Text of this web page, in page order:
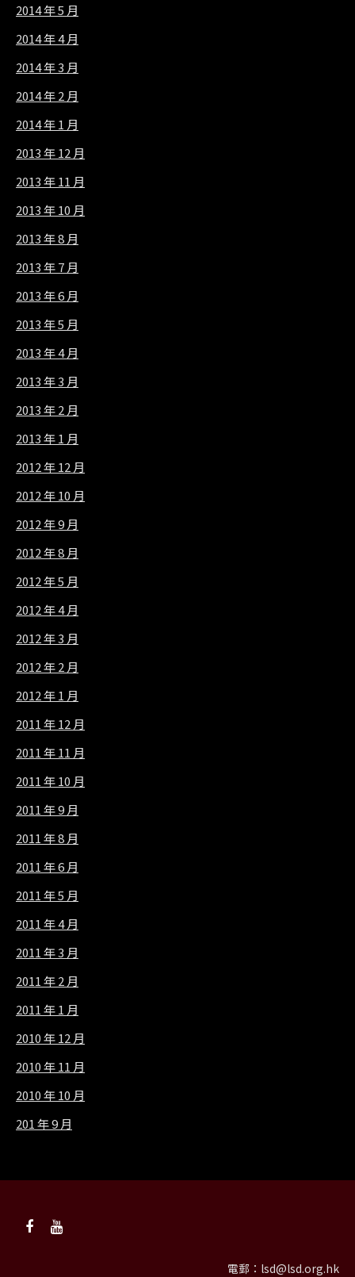
2014 年 5 月
2014 年 4 月
2014 年 3 月
2014 年 2 月
2014 年 1 月
2013 年 12 月
2013 年 11 月
2013 年 10 月
2013 年 8 月
2013 年 7 月
2013 年 6 月
2013 年 5 月
2013 年 4 月
2013 年 3 月
2013 年 2 月
2013 年 1 月
2012 年 12 月
2012 年 10 月
2012 年 9 月
2012 年 8 月
2012 年 5 月
2012 年 4 月
2012 年 3 月
2012 年 2 月
2012 年 1 月
2011 年 12 月
2011 年 11 月
2011 年 10 月
2011 年 9 月
2011 年 8 月
2011 年 6 月
2011 年 5 月
2011 年 4 月
2011 年 3 月
2011 年 2 月
2011 年 1 月
2010 年 12 月
2010 年 11 月
2010 年 10 月
201 年 9 月
電郵： lsd@lsd.org.hk